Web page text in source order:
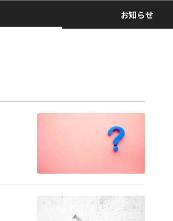
お知らせ